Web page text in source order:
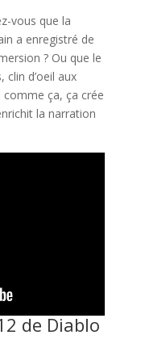
vous que la
a enregistré de
? Ou que le
clin d’oeil aux
ça, ça crée
la narration
de Diablo